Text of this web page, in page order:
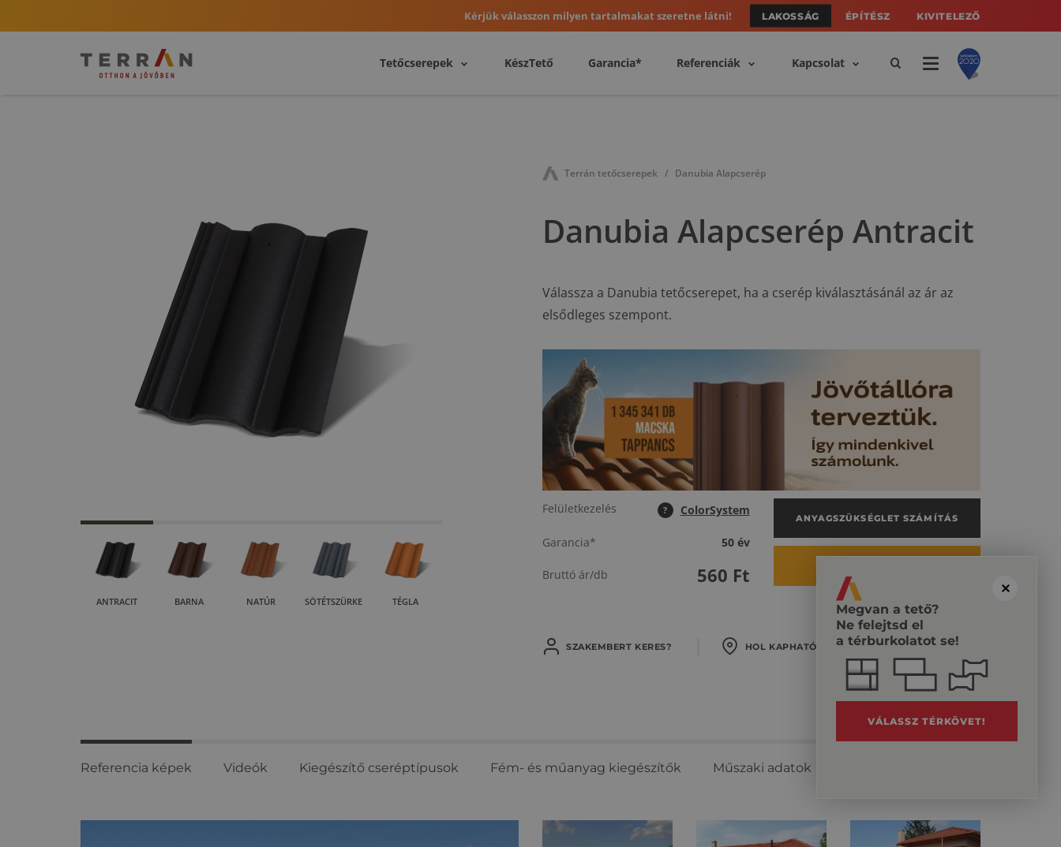
Kérjük válasszon milyen tartalmakat szeretne látni! LAKOSSÁG ÉPÍTÉSZ KIVITELEZŐ
Tetőcserepek KészTető Garancia* Referenciák Kapcsolat
Terrán tetőcserepek Danubia Alapcserép
Danubia Alapcserép Antracit
Válassza a Danubia tetőcserepet, ha a cserép kiválasztásánál az ár az
elsődleges szempont.
Felületkezelés ? ColorSystem
Garancia* 50 év
Bruttó ár/db 560 Ft
ANYAGSZÜKSÉGLET SZÁMÍTÁS
SZAKEMBERT KERES? HOL KAPHATÓ?
ANTRACIT BARNA NATÚR SÖTÉTSZÜRKE TÉGLA
Referencia képek Videók Kiegészítő cseréptípusok Fém- és műanyag kiegészítők Műszaki adatok
Megvan a tető?
Ne felejtsd el
a térburkolatot se!
VÁLASSZ TÉRKÖVET!